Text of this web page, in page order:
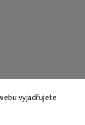
vyjadřujete